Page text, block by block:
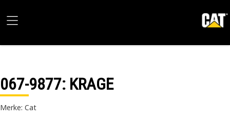
067-9877: KRAGE
Merke: Cat